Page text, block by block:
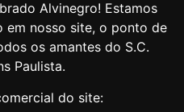
Alvinegro! Estamos
em nosso site, o ponto de
os amantes do S.C.
Paulista.
do site: